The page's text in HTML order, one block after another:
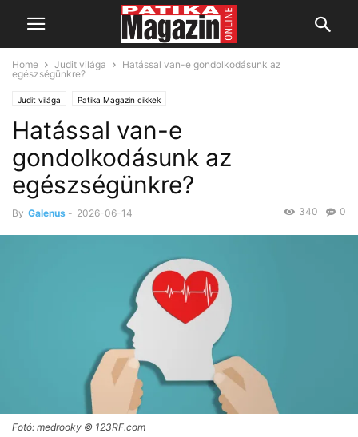
Home Judit világa
Hatással van-e gondolkodásunk az
egészségünkre?
Judit világa Patika Magazin cikkek
Hatással van-e
gondolkodásunk az
egészségünkre?
By Galenus - 2026-06-14 0
340
Fotó: medrooky © 123RF.com